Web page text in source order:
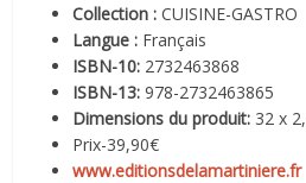
Collection : CUISINE-GASTRO
Langue : Français
ISBN-10: 2732463868
ISBN-13: 978-2732463865
Dimensions du produit: 32 x
Prix-39,90€
www.editionsdelamartiniere.fr